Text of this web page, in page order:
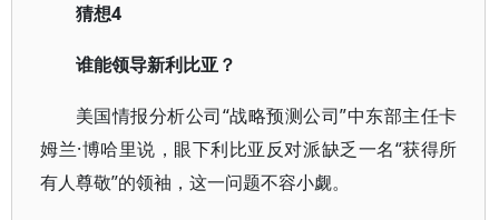
猜想4
谁能领导新利比亚？
美国情报分析公司“战略预测公司”中东部主任卡
姆兰·博哈里说，眼下利比亚反对派缺乏一名“获得所
有人尊敬”的领袖，这一问题不容小觑。